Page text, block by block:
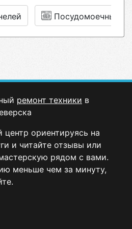
Посудомоечные
ремонт техники в
ориентируясь на
и читайте отзывы или
рядом с вами.
меньше чем за минуту,